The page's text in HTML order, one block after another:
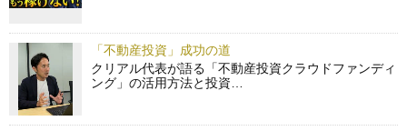
「不動産投資」成功の道
クリアル代表が語る「不動産投資クラウドファンディ
ング」の活用方法と投資…